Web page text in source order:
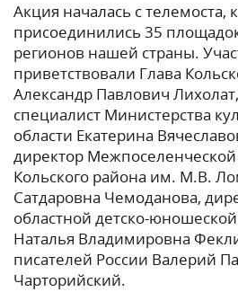
Акция началась с телемоста,
присоединились 35
регионов нашей страны.
приветствовали Глава
Александр Павлович
специалист Министерства
области Екатерина
директор
Кольского района им. М.В.
Сатдаровна Чемоданова,
областной детско-
Наталья Владимировна
писателей России Валерий
Чарторийский.